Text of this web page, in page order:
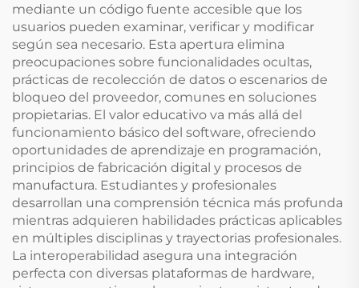
mediante un código fuente accesible que los
usuarios pueden examinar, verificar y modificar
según sea necesario. Esta apertura elimina
preocupaciones sobre funcionalidades ocultas,
prácticas de recolección de datos o escenarios de
bloqueo del proveedor, comunes en soluciones
propietarias. El valor educativo va más allá del
funcionamiento básico del software, ofreciendo
oportunidades de aprendizaje en programación,
principios de fabricación digital y procesos de
manufactura. Estudiantes y profesionales
desarrollan una comprensión técnica más profunda
mientras adquieren habilidades prácticas aplicables
en múltiples disciplinas y trayectorias profesionales.
La interoperabilidad asegura una integración
perfecta con diversas plataformas de hardware,